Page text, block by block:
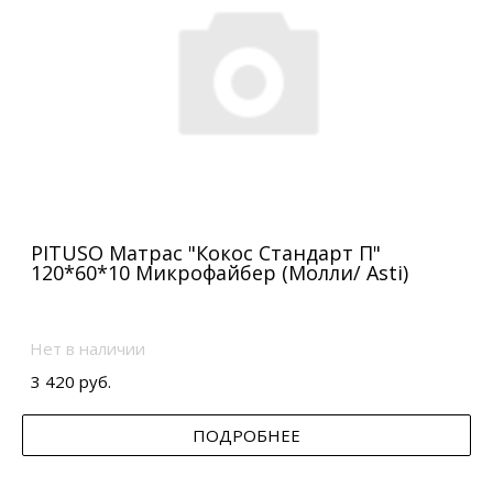
PITUSO Матрас "Кокос Стандарт П"
120*60*10 Микрофайбер (Молли/ Asti)
Нет в наличии
3 420 руб.
ПОДРОБНЕЕ